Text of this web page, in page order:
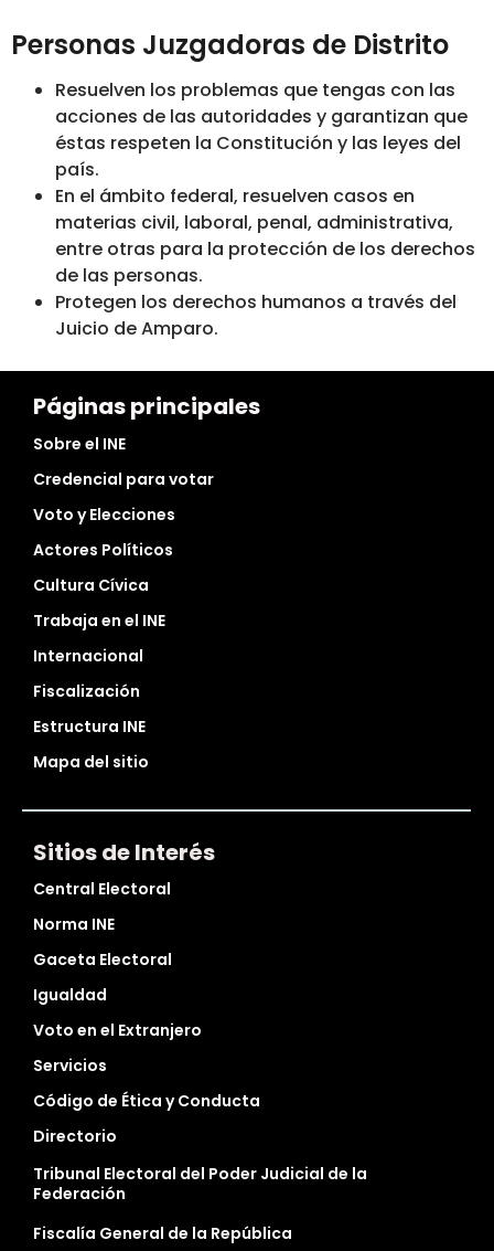
Personas Juzgadoras de Distrito
Resuelven los problemas que tengas con las
acciones de las autoridades y garantizan que
éstas respeten la Constitución y las leyes del
país.
En el ámbito federal, resuelven casos en
materias civil, laboral, penal, administrativa,
entre otras para la protección de los derechos
de las personas.
Protegen los derechos humanos a través del
Juicio de Amparo.
Páginas principales
Sobre el INE
Credencial para votar
Voto y Elecciones
Actores Políticos
Cultura Cívica
Trabaja en el INE
Internacional
Fiscalización
Estructura INE
Mapa del sitio
Sitios de Interés
Central Electoral
Norma INE
Gaceta Electoral
Igualdad
Voto en el Extranjero
Servicios
Código de Ética y Conducta
Directorio
Tribunal Electoral del Poder Judicial de la
Federación
Fiscalía General de la República